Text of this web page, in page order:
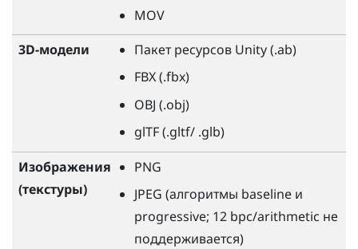
MOV
3D-модели
Пакет ресурсов Unity (.ab)
FBX (.fbx)
OBJ (.obj)
glTF (.gltf/ .glb)
Изображения
(текстуры)
PNG
JPEG (алгоритмы baseline и
progressive; 12 bpc/arithmetic не
поддерживается)